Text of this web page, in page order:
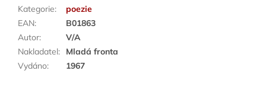
Kategorie:
poezie
EAN:
B01863
Autor:
V/A
Nakladatel:
Mladá fronta
Vydáno: 1967